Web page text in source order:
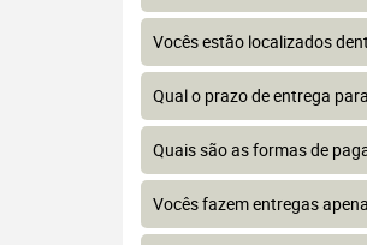
Vocês estão localizados
Qual o prazo de entrega
Quais são as formas de
Vocês fazem entregas